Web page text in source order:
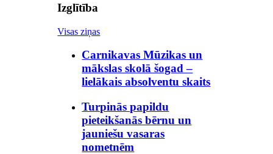
Izglītība
Visas ziņas
Carnikavas Mūzikas un
mākslas skolā šogad –
lielākais absolventu skaits
Turpinās papildu
pieteikšanās bērnu un
jauniešu vasaras
nometnēm